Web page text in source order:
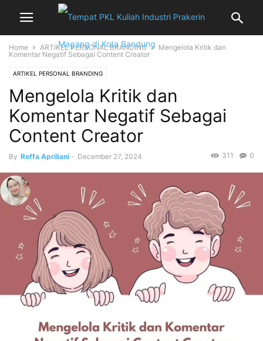
Home ARTIKEL PERSONAL BRANDING
Mengelola Kritik dan
Komentar Negatif Sebagai Content Creator
ARTIKEL PERSONAL BRANDING
Mengelola Kritik dan
Komentar Negatif Sebagai
Content Creator
By Reffa Apriliani - December 27, 2024 0
311